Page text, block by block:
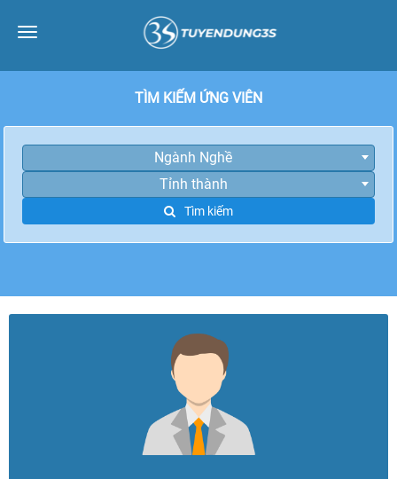
Toggle
TÌM KIẾM ỨNG VIÊN
Ngành Nghề
Tỉnh thành
Tìm kiếm